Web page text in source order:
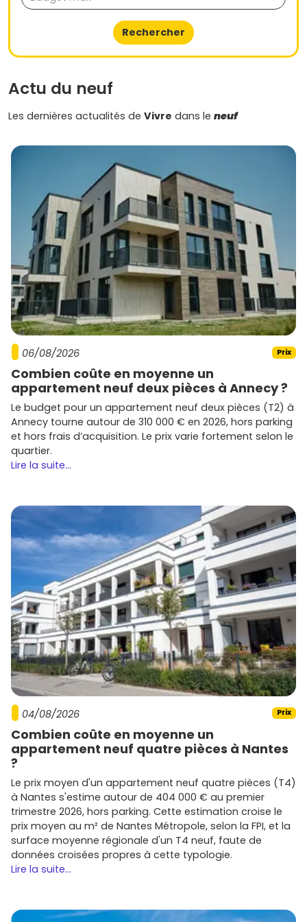
Évolution sur 5 ans: après une forte tension à
l'échelle métropolitaine, Villenave-d'Ornon affiche
une progression modérée, autour de
Tendances actuelles
(terrasses, loggias) sont très recherchés, les
sur le confort et les charges, et la demande est
Une demande locative soutenue à
Villenave-d'Ornon
La commune bénéficie d'unedemande locative stable,
portée par les étudiants et jeunes actifs qui ciblent les
pôles d'emploi et les campus voisins, mais aussi par des
familles en quête d'espaces verts et d'écoles. Pour un
investissement, privilégie despetites surfacesbien
desservies (T2/T3) ou des T3 avec extérieur pour capter
un public familial. Sur les bons emplacements, tu peux
viser unrendement locatifcohérent et une vacance
limitée, surtout près des transports et des services.
Promoteurs présents pour l'immobilier
neuf à Villenave-d'Ornon
Tu retrouveras des acteurs nationaux et aquitains
reconnus, avec des références variées :
Bouygues Immobilier
: résidences modernes,
souvent avec des efforts sur la performance
accédants et investisseurs.
: finitions soignées et emplacements
travaillés dans la métropole.
Eiffage Immobilier
: projets durables et orientations
architecturales contemporaines.
Kaufman & Broad: logements confortables,
prestations de standing selon les secteurs.
Pichet(acteur local) : empreinte forte en Gironde,
bonne connaissance du tissu métropolitain.
Belin PromotionetIcade: programmes bien
positionnés autour de Bordeaux.
LP PromotionetPitch Immo: résidences récentes
avec ciblage locatif pertinent.
Conseils pour réussir ton achat dans
l'immobilier neuf à Villenave-d'Ornon
Pour maximiser tes chances de réussite, voici les points
essentiels à vérifier :
Cadre de vie vs transports: si tu vises la revente et
la location, priorise lesquartiersproches des bus
structurants, de la gare TER et des grands axes. Un
T2/T3 avecextérieurse valorise mieux.
Budget et financement: vérifie ton éligibilité au
(2024–2027, selon conditions et zone) et compare
les offres de prêt. Anticipe les
Pinel+(si éligible), le statutLMNPen meublé ou
Rechercher
Actu du neuf
Les dernières actualités de Vivre dans le neuf
06/08/2026 Prix
Combien coûte en moyenne un
appartement neuf deux pièces à Annecy ?
Le budget pour un appartement neuf deux pièces (T2) à
Annecy tourne autour de 310 000 € en 2026, hors parking
et hors frais d’acquisition. Le prix varie fortement selon le
quartier.
Lire la suite...
04/08/2026 Prix
Combien coûte en moyenne un
appartement neuf quatre pièces à Nantes
?
Le prix moyen d'un appartement neuf quatre pièces (T4)
à Nantes s'estime autour de 404 000 € au premier
trimestre 2026, hors parking. Cette estimation croise le
prix moyen au m² de Nantes Métropole, selon la FPI, et la
surface moyenne régionale d'un T4 neuf, faute de
données croisées propres à cette typologie.
Lire la suite...